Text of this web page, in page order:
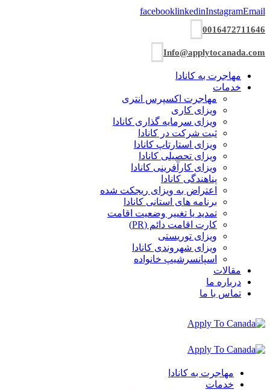
facebooklinkedinInstagramEmail
0016472711646
Info@applytocanada.com
مهاجرت به کانادا
خدمات
مهاجرت اکسپرس انتری
ویزای کاری
ویزای سرمایه گذاری کانادا
ثبت شرکت در کانادا
ویزای استارتاپ کانادا
ویزای تحصیلی کانادا
ویزای کارآفرینی کانادا
پناهندگی کانادا
اعتراض به ویزای ریجکت شده
برنامه های استانی کانادا
تمدید یا تغییر وضعیت اقامت
کارت اقامت دائم (PR)
ویزای توریستی
ویزای شھروندی کانادا
اسپانسرشیپ خانواده
مقالات
درباره ما
تماس با ما
مهاجرت به کانادا
خدمات